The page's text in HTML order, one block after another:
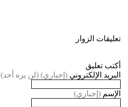
تعليقات الزوار
أكتب تعليق
البريد الإلكتروني (إجباري) (لن يره أحد)
الإسم (إجباري)